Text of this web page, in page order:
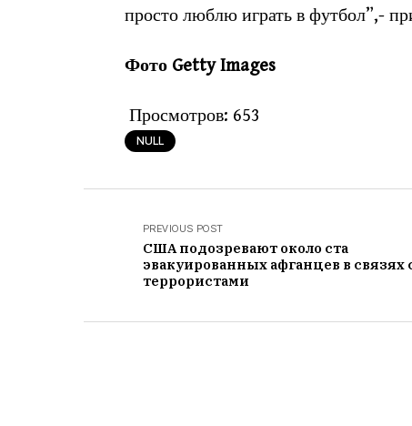
просто люблю играть в футбол”,-
Фото Getty Images
Просмотров: 653
NULL
PREVIOUS POST
США подозревают около ста
эвакуированных афганцев в связях
террористами